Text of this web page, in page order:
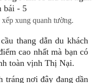
xung quanh tường.
thang dẫn du khách
cao nhất mà bạn có
toàn vịnh Thị Nại.
tráng nơi đây đang dần